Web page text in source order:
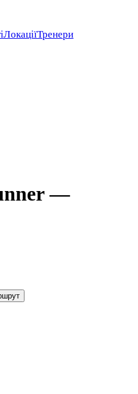
ЛокаціїТренери
—